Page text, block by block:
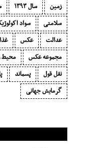
زمین
سال ۱۳۹۳
سلامتی
سواد
عدالت
عکس غذا
مجموعه عکس
نقل قول
پسماند
گرمایش جهانی